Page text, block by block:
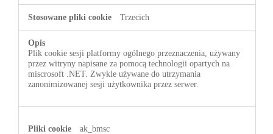
Trzecich
Plik cookie sesji platformy ogólnego przeznaczenia, używany
przez witryny napisane za pomocą technologii opartych na
miscrosoft .NET. Zwykle używane do utrzymania
zanonimizowanej sesji użytkownika przez serwer.
ak_bmsc